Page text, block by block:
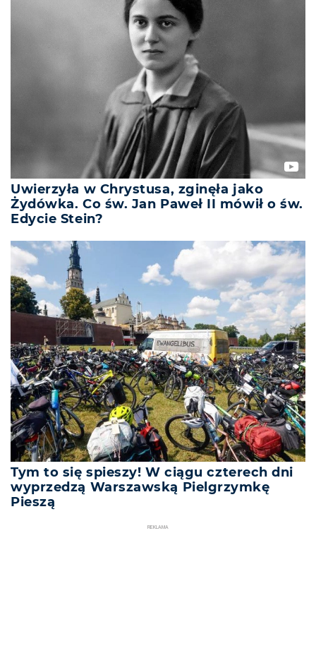
Uwierzyła w Chrystusa, zginęła jako
Żydówka. Co św. Jan Paweł II mówił o św.
Edycie Stein?
Tym to się spieszy! W ciągu czterech dni
wyprzedzą Warszawską Pielgrzymkę
Pieszą
REKLAMA